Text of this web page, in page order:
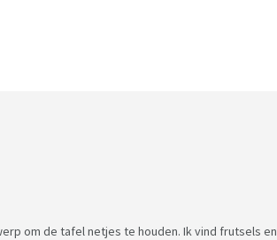
om de tafel netjes te houden. Ik vind frutsels en